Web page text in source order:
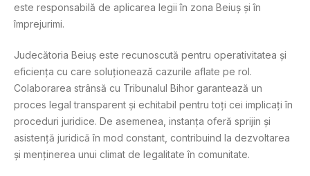
este responsabilă de aplicarea legii în zona Beiuș și în
împrejurimi.
Judecătoria Beiuș este recunoscută pentru operativitatea și
eficiența cu care soluționează cazurile aflate pe rol.
Colaborarea strânsă cu Tribunalul Bihor garantează un
proces legal transparent și echitabil pentru toți cei implicați în
proceduri juridice. De asemenea, instanța oferă sprijin și
asistență juridică în mod constant, contribuind la dezvoltarea
și menținerea unui climat de legalitate în comunitate.